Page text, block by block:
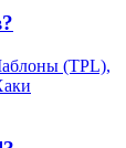
(TPL),